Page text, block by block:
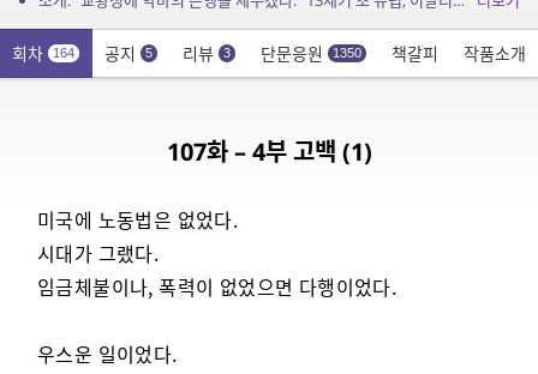
회차 164 공지 5 리뷰 3 단문응원 1350 책갈피 작품소개
107화 – 4부 고백 (1)
미국에 노동법은 없었다.
시대가 그랬다.
임금체불이나, 폭력이 없었으면 다행이었다.
우스운 일이었다.